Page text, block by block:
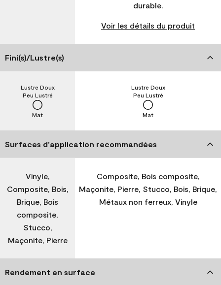
durable.
Voir les détails du produit
Fini(s)/Lustre(s)
Mat
Peu Lustré
Lustre Doux
Mat
Peu Lustré
Lustre Doux
Surfaces d’application recommandées
Vinyle,
Composite, Bois,
Brique, Bois
composite,
Stucco,
Maçonite, Pierre
Composite, Bois composite,
Maçonite, Pierre, Stucco, Bois, Brique,
Métaux non ferreux, Vinyle
Rendement en surface